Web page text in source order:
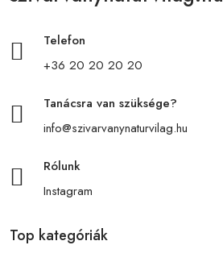
Telefon
+36 20 20 20 20
Tanácsra van szüksége?
info@szivarvanynaturvilag.hu
Rólunk
Instagram
Top kategóriák